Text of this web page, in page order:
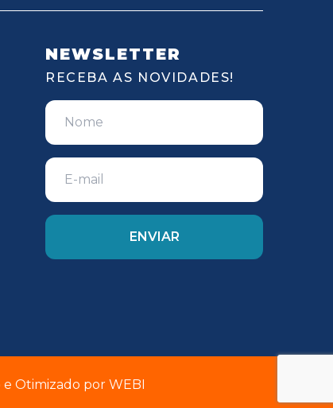
NEWSLETTER
RECEBA AS NOVIDADES!
e Otimizado por WEBI